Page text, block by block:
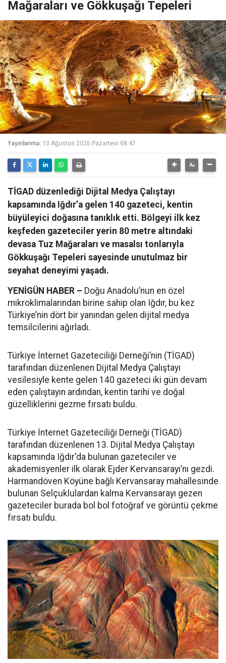
Mağaraları ve Gökkuşağı Tepeleri
Yayınlanma: 10 Ağustos 2026 Pazartesi 08:47
TİGAD düzenlediği Dijital Medya Çalıştayı
kapsamında Iğdır’a gelen 140 gazeteci, kentin
büyüleyici doğasına tanıklık etti. Bölgeyi ilk kez
keşfeden gazeteciler yerin 80 metre altındaki
devasa Tuz Mağaraları ve masalsı tonlarıyla
Gökkuşağı Tepeleri sayesinde unutulmaz bir
seyahat deneyimi yaşadı.
YENİGÜN HABER – Doğu Anadolu’nun en özel
mikroklimalarından birine sahip olan Iğdır, bu kez
Türkiye’nin dört bir yanından gelen dijital medya
temsilcilerini ağırladı.
Türkiye İnternet Gazeteciliği Derneği’nin (TİGAD)
tarafından düzenlenen Dijital Medya Çalıştayı
vesilesiyle kente gelen 140 gazeteci iki gün devam
eden çalıştayın ardından, kentin tarihi ve doğal
güzelliklerini gezme fırsatı buldu.
Türkiye İnternet Gazeteciliği Derneği (TİGAD)
tarafından düzenlenen 13. Dijital Medya Çalıştayı
kapsamında Iğdır'da bulunan gazeteciler ve
akademisyenler ilk olarak Ejder Kervansarayı’nı gezdi.
Harmandöven Köyüne bağlı Kervansaray mahallesinde
bulunan Selçuklulardan kalma Kervansarayı gezen
gazeteciler burada bol bol fotoğraf ve görüntü çekme
fırsatı buldu.